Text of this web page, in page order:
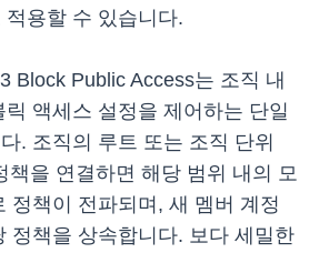
용할 수 있습니다.
Block Public Access는 조직 내
액세스 설정을 제어하는 단일
. 조직의 루트 또는 조직 단위
책을 연결하면 해당 범위 내의 모
정책이 전파되며, 새 멤버 계정
정책을 상속합니다. 보다 세밀한